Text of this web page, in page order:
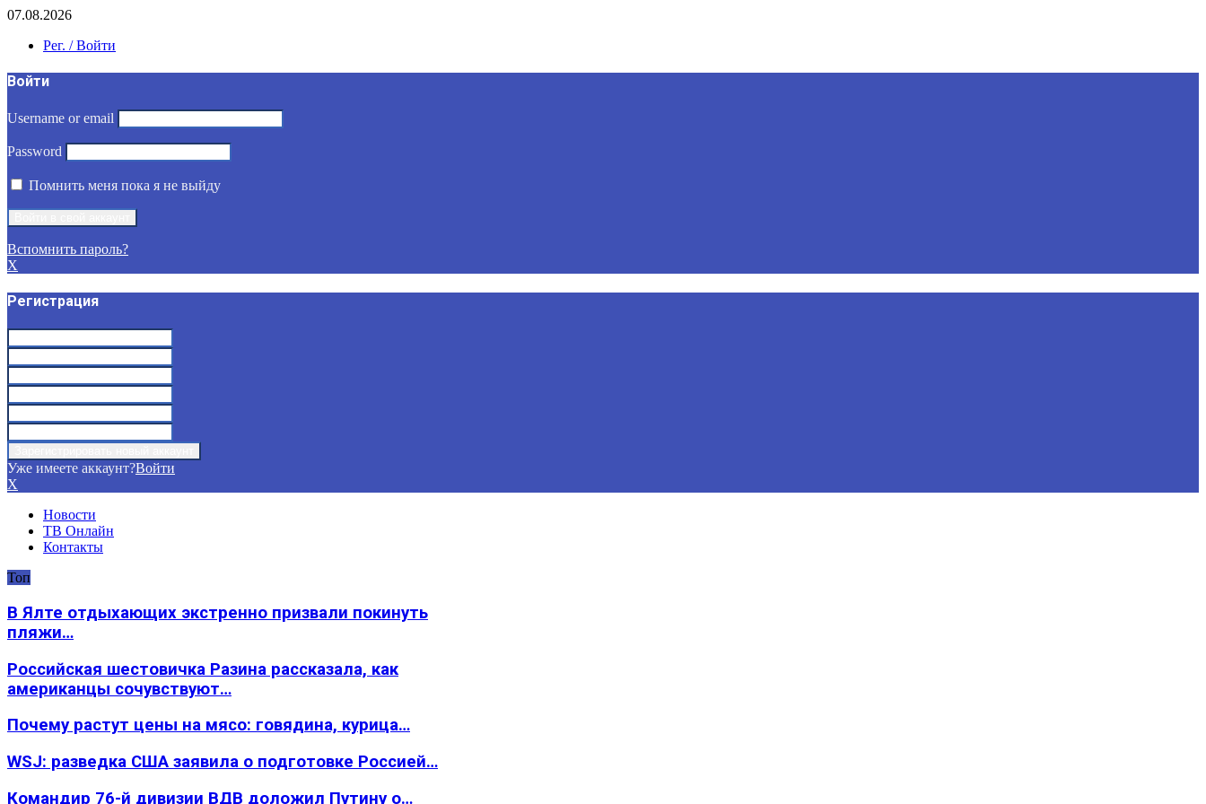
07.08.2026
Рег. / Войти
Войти
Username or email
Password
Помнить меня пока я не выйду
Вспомнить пароль?
X
Регистрация
Уже имеете аккаунт?Войти
X
Новости
ТВ Онлайн
Контакты
Топ
В Ялте отдыхающих экстренно призвали покинуть
пляжи…
Российская шестовичка Разина рассказала, как
американцы сочувствуют…
Почему растут цены на мясо: говядина, курица…
WSJ: разведка США заявила о подготовке Россией…
Командир 76-й дивизии ВДВ доложил Путину о…